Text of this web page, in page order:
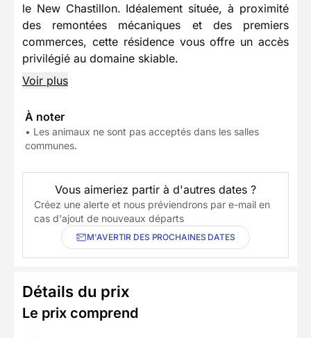
le New Chastillon. Idéalement située, à proximité
des remontées mécaniques et des premiers
commerces, cette résidence vous offre un accès
privilégié au domaine skiable.
Voir plus
À noter
• Les animaux ne sont pas acceptés dans les salles
communes.
Vous aimeriez partir à d'autres dates ?
Créez une alerte et nous préviendrons par e-mail en
cas d'ajout de nouveaux départs
M'AVERTIR DES PROCHAINES DATES
Détails du prix
Le prix comprend